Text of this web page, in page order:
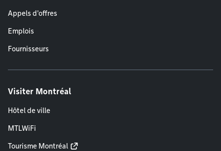
Appels d'offres
Emplois
Fournisseurs
Visiter Montréal
Hôtel de ville
MTLWiFi
Tourisme Montréal